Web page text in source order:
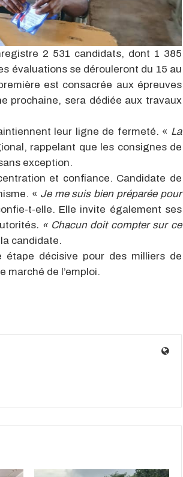
2 531 candidats, dont 1 385
évaluations se dérouleront du 15 au
est consacrée aux épreuves
prochaine, sera dédiée aux travaux
leur ligne de fermeté. « La
rappelant que les consignes de
exception.
et confiance. Candidate de
« Je me suis bien préparée pour
t-elle. Elle invite également ses
. « Chacun doit compter sur ce
candidate.
étape décisive pour des milliers de
de l’emploi.